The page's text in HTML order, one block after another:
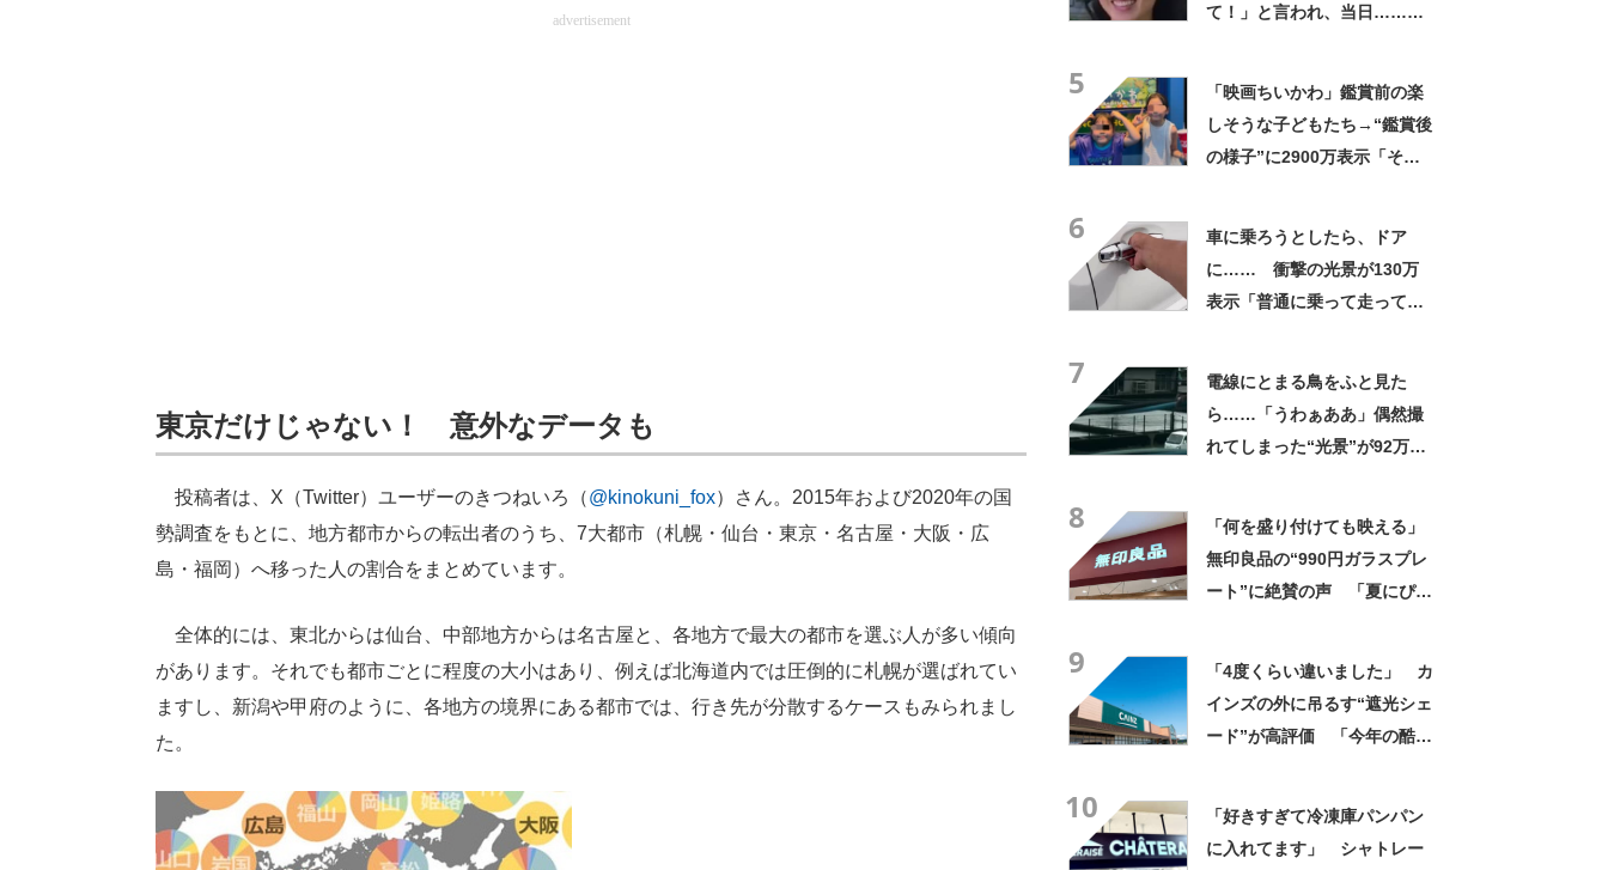
advertisement
東京だけじゃない！ 意外なデータも
投稿者は、X（Twitter）ユーザーのきつねいろ（@kinokuni_fox）さん。2015年および2020年の国
勢調査をもとに、地方都市からの転出者のうち、7大都市（札幌・仙台・東京・名古屋・大阪・広
島・福岡）へ移った人の割合をまとめています。
全体的には、東北からは仙台、中部地方からは名古屋と、各地方で最大の都市を選ぶ人が多い傾向
があります。それでも都市ごとに程度の大小はあり、例えば北海道内では圧倒的に札幌が選ばれてい
ますし、新潟や甲府のように、各地方の境界にある都市では、行き先が分散するケースもみられまし
た。
て！」と言われ、当日……ま
5
「映画ちいかわ」鑑賞前の楽
しそうな子どもたち→“鑑賞後
の様子”に2900万表示「そう
6
車に乗ろうとしたら、ドア
に…… 衝撃の光景が130万
表示「普通に乗って走ってた
7
電線にとまる鳥をふと見た
ら……「うわぁああ」偶然撮
れてしまった“光景”が92万再
8
「何を盛り付けても映える」
無印良品の“990円ガラスプレ
ート”に絶賛の声 「夏にぴっ
9
「4度くらい違いました」 カ
インズの外に吊るす“遮光シェ
ード”が高評価 「今年の酷暑
10
「好きすぎて冷凍庫パンパン
に入れてます」 シャトレー